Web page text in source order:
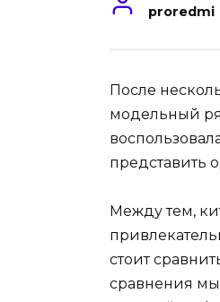
proredmi
После
модельный
представить
Между тем,
стоит
сравнения мы